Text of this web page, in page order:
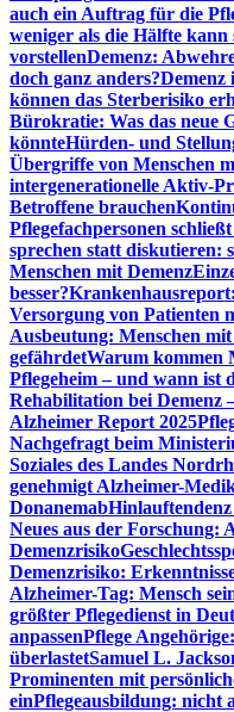
auch ein Auftrag für die
weniger als die Hälfte
vorstellenDemenz:
doch ganz anders?Demenz
können das Sterberisiko
Bürokratie: Was das neue
könnteHürden- und
Übergriffe von Menschen
intergenerationelle Aktiv-
Betroffene brauchen
Pflegefachpersonen
sprechen statt diskutieren:
Menschen mit Demenz
besser?
Versorgung von Patienten
Ausbeutung: Menschen
gefährdetWarum kommen
Pflegeheim – und wann ist
Rehabilitation bei Demenz
Alzheimer Report 2025
Nachgefragt beim
Soziales des Landes
genehmigt Alzheimer-
DonanemabHinlauftendenz
Neues aus der Forschung:
Demenzrisiko
Demenzrisiko:
Alzheimer-Tag: Mensch
größter Pflegedienst in
anpassenPflege
überlastetSamuel L.
Prominenten mit
einPflegeausbildung: nicht